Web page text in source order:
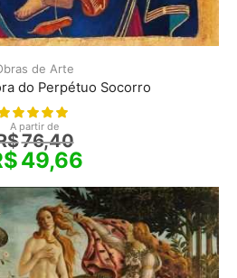
de Arte
do Perpétuo Socorro
A partir de
76,40
49,66